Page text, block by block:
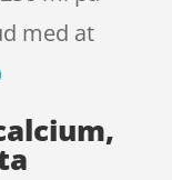
med at